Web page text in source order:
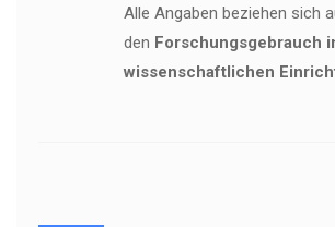
Alle Angaben beziehen sich
den Forschungsgebrauch
wissenschaftlichen